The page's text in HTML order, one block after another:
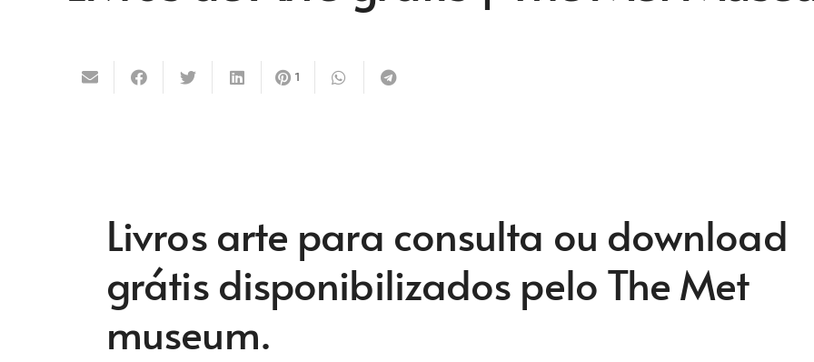
1
Livros arte para consulta ou download
grátis disponibilizados pelo The Met
museum.